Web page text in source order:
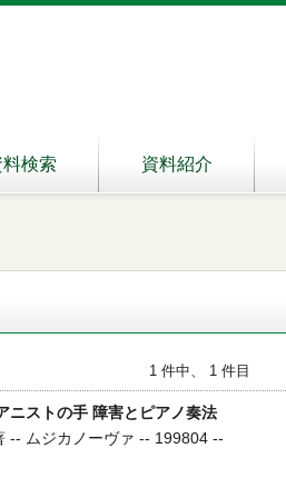
料検索 資料紹介
1 件中、 1 件目
ニストの手 障害とピアノ奏法
-- ムジカノーヴァ -- 199804 --